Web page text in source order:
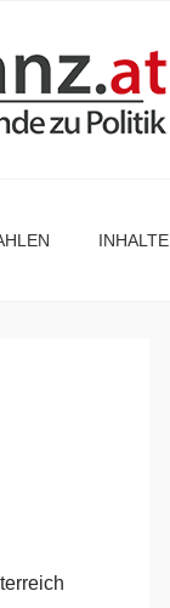
INHALTE